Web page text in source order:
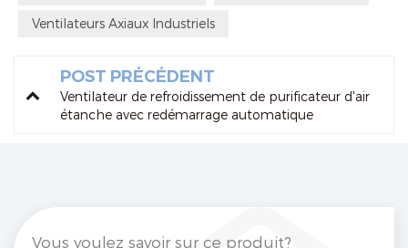
Ventilateurs Axiaux Industriels
POST PRÉCÉDENT
Ventilateur de refroidissement de purificateur d'air
étanche avec redémarrage automatique
Vous voulez savoir sur ce produit?